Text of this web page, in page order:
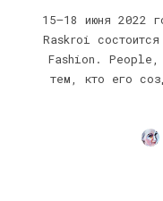
15–18 июня 2022
Raskroi
Fashion. People,
тем, кто его